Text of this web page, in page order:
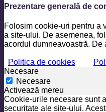
Prezentare generală de
Folosim cookie-uri pentru a
a site-ului. De asemenea,
acordul dumneavoastră. De
Politica de cookies
Necesare
Necesare
Activează mereu
Cookie-urile necesare sunt
securitate ale site-ului.